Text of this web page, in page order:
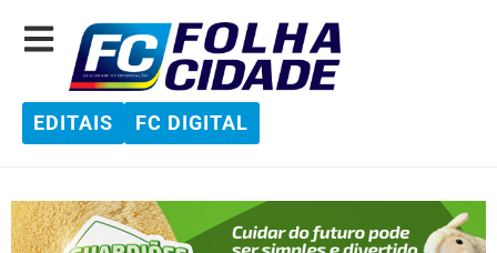
EDITAIS FC DIGITAL